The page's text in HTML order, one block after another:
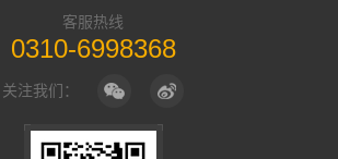
客服热线
0310-6998368
关注我们：